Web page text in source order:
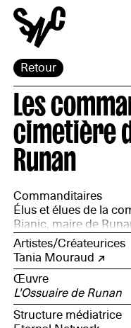
Retour
Les
cimetière
Runan
Commanditaires
Élus et élues de la
Bianic, maire de
au maire ; Pierrette
Le Touset, adjoint au
communaux
Artistes/Créateurices
Tania Mouraud
Œuvre
L'Ossuaire de Runan
Structure médiatrice